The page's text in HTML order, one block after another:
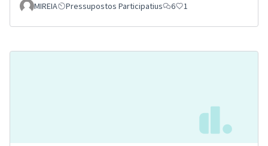
MIREIA Pressupostos Participatius 6 1